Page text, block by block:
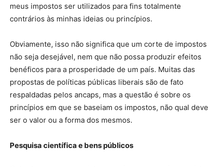
meus impostos ser utilizados para fins totalmente
contrários às minhas ideias ou princípios.
Obviamente, isso não significa que um corte de impostos
não seja desejável, nem que não possa produzir efeitos
benéficos para a prosperidade de um país. Muitas das
propostas de políticas públicas liberais são de fato
respaldadas pelos ancaps, mas a questão é sobre os
princípios em que se baseiam os impostos, não qual deve
ser o valor ou a forma dos mesmos.
Pesquisa científica e bens públicos